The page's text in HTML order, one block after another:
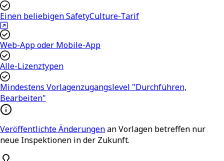
Einen beliebigen SafetyCulture-Tarif
Web-App oder Mobile-App
Alle-Lizenztypen
Mindestens Vorlagenzugangslevel "Durchführen,
Bearbeiten"
Veröffentlichte Änderungenan Vorlagen betreffen nur
neue Inspektionen in der Zukunft.